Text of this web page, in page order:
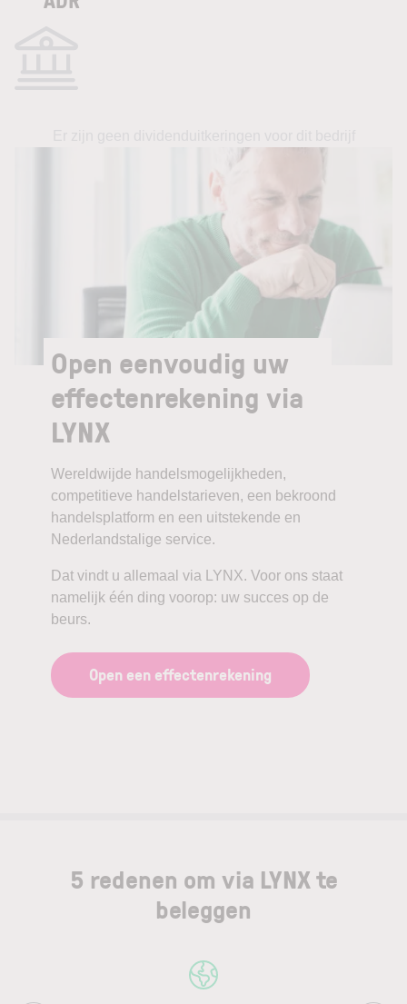
Open eenvoudig uw
effectenrekening via
LYNX
Wereldwijde handelsmogelijkheden,
competitieve handelstarieven, een bekroond
handelsplatform en een uitstekende en
Nederlandstalige service.
Dat vindt u allemaal via LYNX. Voor ons staat
namelijk één ding voorop: uw succes op de
beurs.
Open een effectenrekening
5 redenen om via LYNX te
beleggen